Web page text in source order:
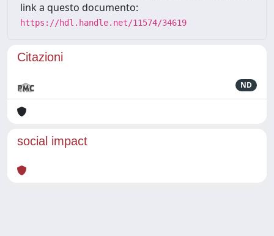
link a questo documento:
https://hdl.handle.net/11574/34619
Citazioni
ND
social impact